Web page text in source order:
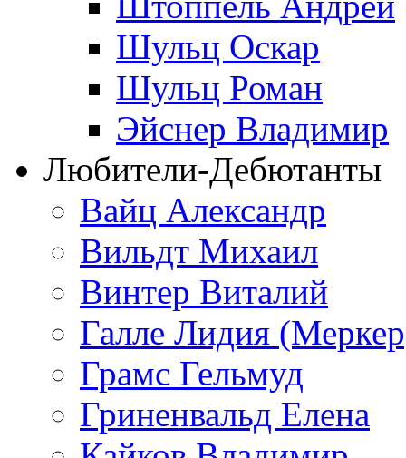
Шульц Оскар
Шульц Роман
Эйснер Владимир
Любители-Дебютанты
Вайц Александр
Вильдт Михаил
Винтер Виталий
Галле Лидия
Грамс Гельмуд
Гриненвальд Елена